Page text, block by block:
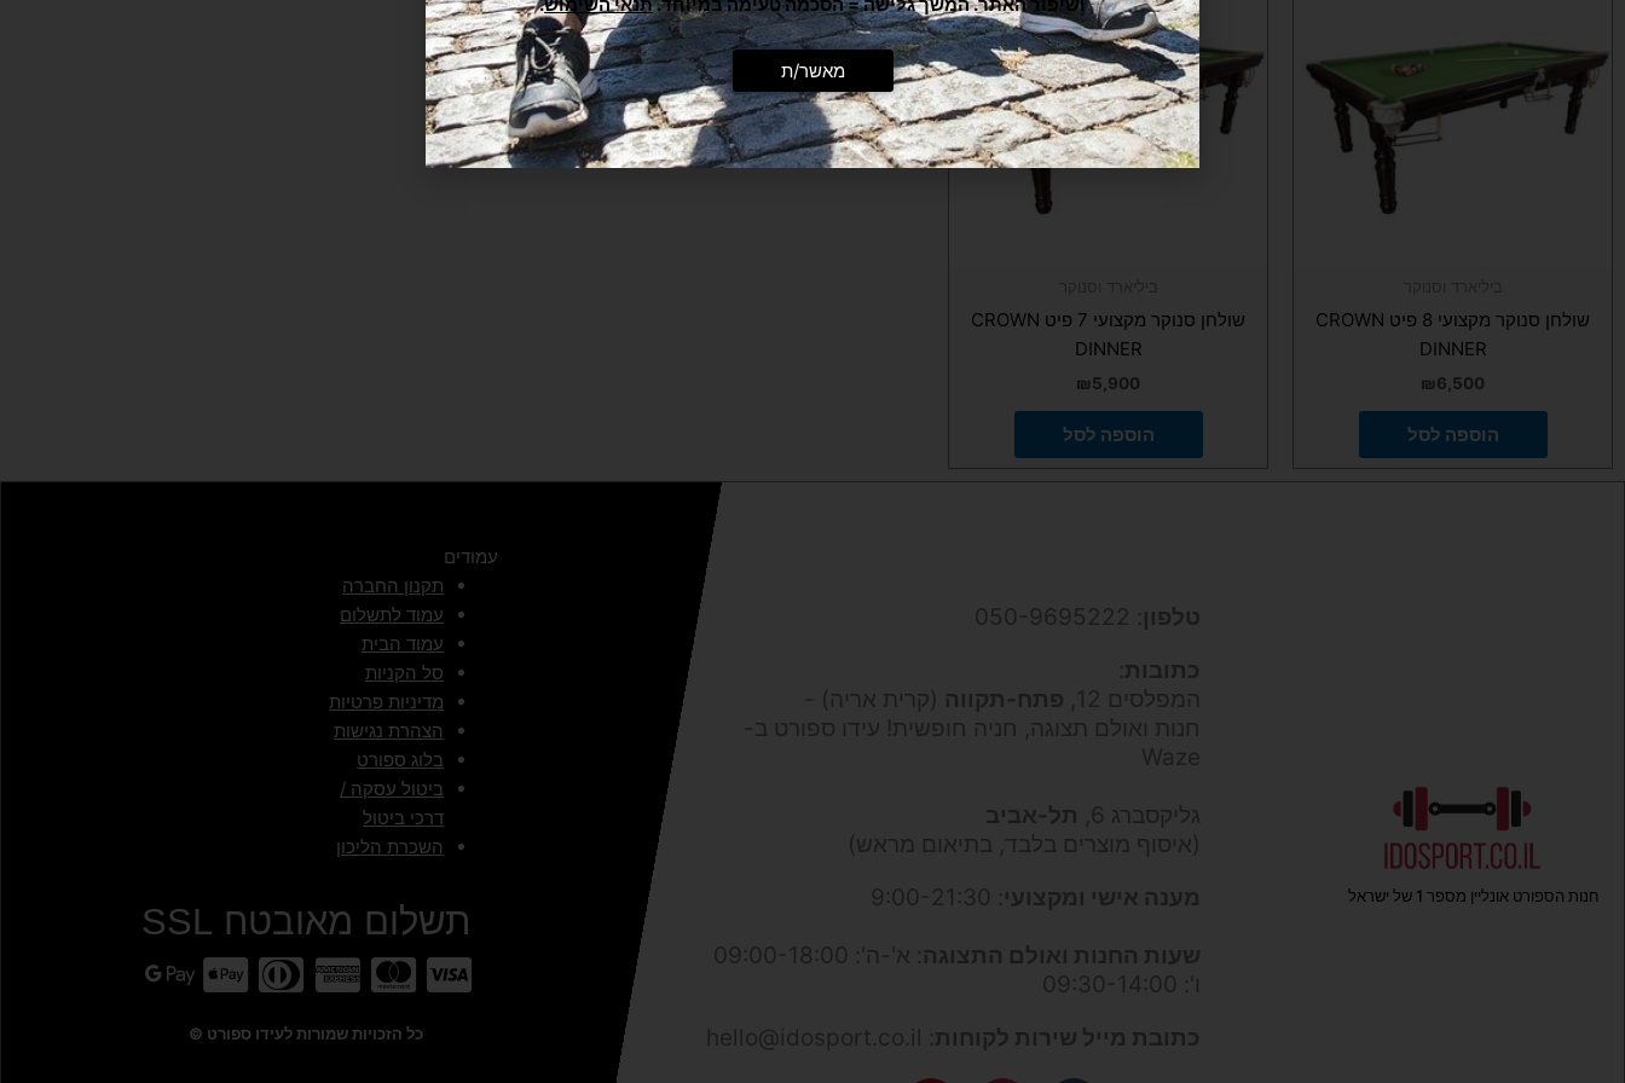
שולחן סנוקר מקצועי 8 פיט CROWN
DINNER
₪6,500
הוספה לסל
שולחן סנוקר מקצועי 7 פיט CROWN
DINNER
₪5,900
הוספה לסל
חנות הספורט אונליין מספר 1 של ישראל
טלפון: 050-9695222
כתובות:
המפלסים 12,
פתח-תקווה (קרית אריה) -
חנות ואולם תצוגה, חניה חופשית! עידו ספורט ב-
Waze
גליקסברג 6,
תל-אביב
(איסוף מוצרים בלבד, בתיאום מראש)
מענה אישי ומקצועי: 9:00-21:30
שעות החנות ואולם התצוגה: א'-ה': 09:00-18:00
ו': 09:30-14:00
כתובת מייל שירות לקוחות: hello@idosport.co.il
עמודים
תקנון החברה
עמוד לתשלום
עמוד הבית
סל הקניות
מדיניות פרטיות
הצהרת נגישות
בלוג ספורט
ביטול עסקה /
דרכי ביטול
השכרת הליכון
תשלום מאובטח SSL
כל הזכויות שמורות לעידו ספורט ©
מאשר/ת